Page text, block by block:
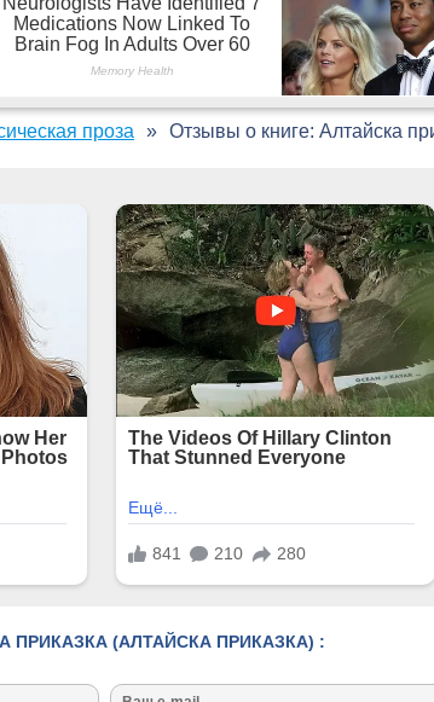
проза Отзывы о книге: Алтайска
ПРИКАЗКА (АЛТАЙСКА ПРИКАЗКА) :